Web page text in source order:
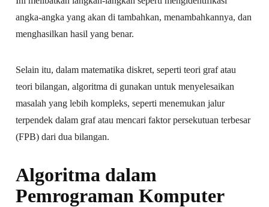
angka-angka yang akan di tambahkan, menambahkannya, dan
menghasilkan hasil yang benar.
Selain itu, dalam matematika diskret, seperti teori graf atau
teori bilangan, algoritma di gunakan untuk menyelesaikan
masalah yang lebih kompleks, seperti menemukan jalur
terpendek dalam graf atau mencari faktor persekutuan terbesar
(FPB) dari dua bilangan.
Algoritma dalam
Pemrograman Komputer